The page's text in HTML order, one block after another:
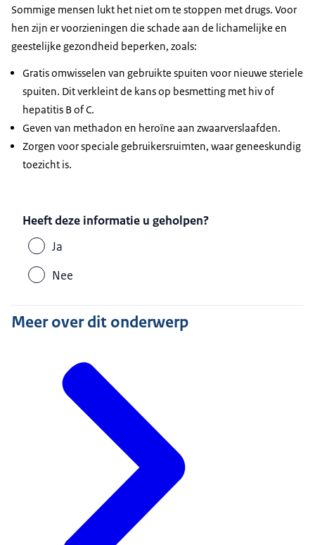
Sommige mensen lukt het niet om te stoppen met drugs. Voor
hen zijn er voorzieningen die schade aan de lichamelijke en
geestelijke gezondheid beperken, zoals:
Gratis omwisselen van gebruikte spuiten voor nieuwe steriele
spuiten. Dit verkleint de kans op besmetting met hiv of
hepatitis B of C.
Geven van methadon en heroïne aan zwaarverslaafden.
Zorgen voor speciale gebruikersruimten, waar geneeskundig
toezicht is.
Heeft deze informatie u geholpen?
Ja
Nee
Meer over dit onderwerp